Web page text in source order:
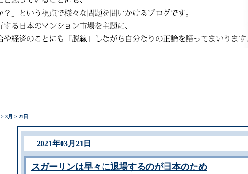
> 3月 > 21日
2021年03月21日
スガーリンは早々に退場するのが日本のため